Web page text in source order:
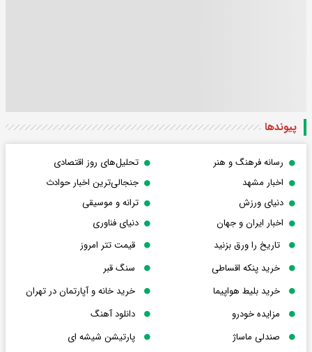
پیوندها
رسانه فرهنگ و هنر
تحلیل‌های روز اقتصادی
اخبار مشهد
جنجالی‌ترین اخبار حوادث
دنیای ورزش
ترانه و موسیقی
اخبار ایران و جهان
دنیای فناوری
تاریخ را ورق بزنید
قیمت تتر امروز
خرید پنکه اقساطی
سنگ قبر
خرید بلیط هواپیما
خرید خانه و آپارتمان در تهران
مزایده خودرو
دانلود آهنگ
صندلی ماساژ
پارتیشن شیشه ای